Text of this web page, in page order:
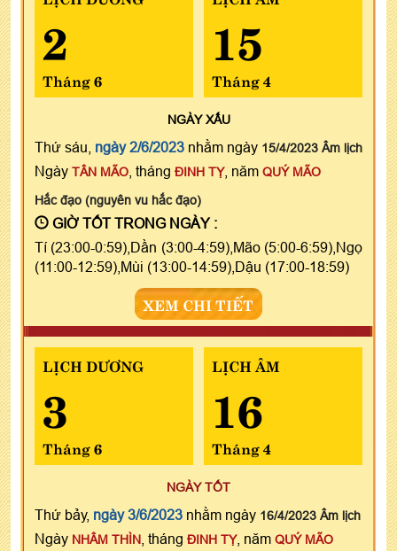
2
Tháng 6
15
Tháng 4
NGÀYXẤU
Thứ sáu, ngày 2/6/2023 nhằm ngày 15/4/2023 Âm lịch
Ngày TÂN MÃO , tháng ĐINH TỴ, năm QUÝ MÃO
Hắc đạo (nguyên vu hắc đạo)
GIỜ TỐT TRONG NGÀY :
Tí (23:00-0:59),Dần (3:00-4:59),Mão (5:00-6:59),Ngọ
(11:00-12:59),Mùi (13:00-14:59),Dậu (17:00-18:59)
XEM CHI TIẾT
LỊCH DƯƠNG
3
Tháng 6
LỊCH ÂM
16
Tháng 4
NGÀY TỐT
Thứ bảy, ngày 3/6/2023 nhằm ngày 16/4/2023 Âm lịch
Ngày NHÂM THÌN , tháng ĐINH TỴ, năm QUÝ MÃO